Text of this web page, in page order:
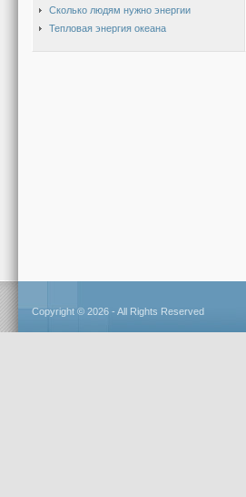
Сколько людям нужно энергии
Тепловая энергия океана
Copyright © 2026 - All Rights Reserved